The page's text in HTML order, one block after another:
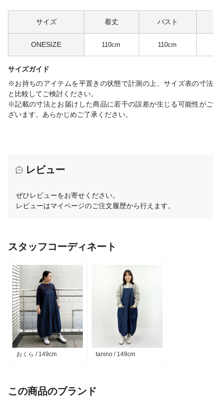
サイズ 着丈 バスト
ONESIZE 110cm 110cm
サイズガイド
※お持ちのアイテムを平置きの状態で計測の上、サイズ表の寸法
と比較してご検討ください。
※記載の寸法とお届けした商品に若干の誤差が生じる可能性がご
ざいます。あらかじめご了承ください。
レビュー
ぜひレビューをお寄せください。
レビューはマイページのご注文履歴から行えます。
スタッフコーディネート
おくら / 149cm tanino / 149cm
この商品のブランド